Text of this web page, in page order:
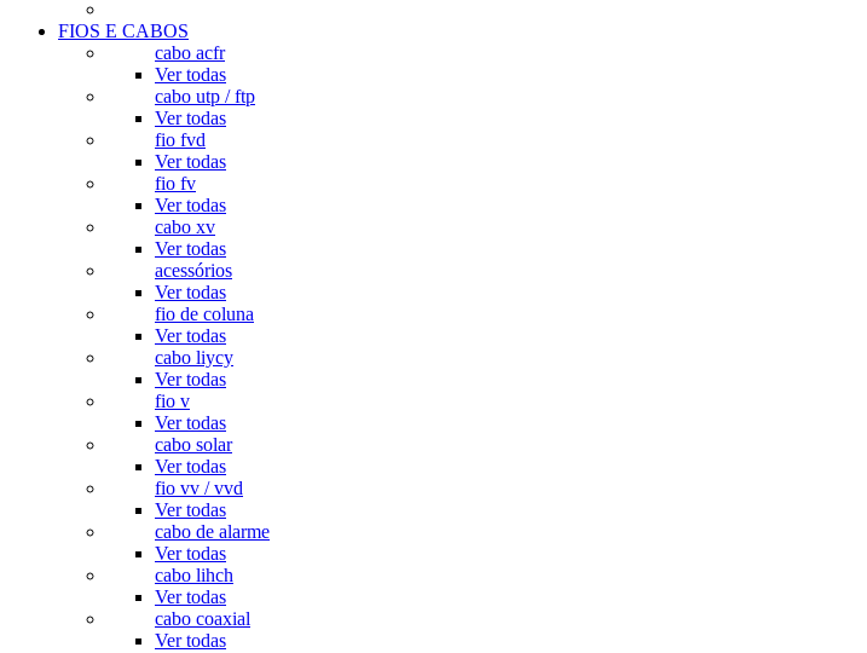
FIOS E CABOS
cabo acfr
Ver todas
cabo utp / ftp
Ver todas
fio fvd
Ver todas
fio fv
Ver todas
cabo xv
Ver todas
acessórios
Ver todas
fio de coluna
Ver todas
cabo liycy
Ver todas
fio v
Ver todas
cabo solar
Ver todas
fio vv / vvd
Ver todas
cabo de alarme
Ver todas
cabo lihch
Ver todas
cabo coaxial
Ver todas